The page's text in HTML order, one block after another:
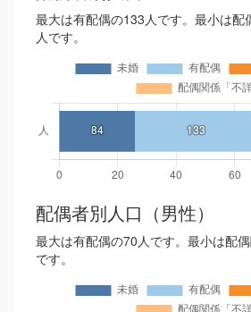
最大は有配偶の133人です。最小は配
人です。
配偶者別人口（男性）
最大は有配偶の70人です。最小は配
です。